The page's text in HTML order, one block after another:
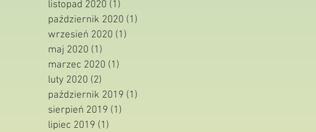
listopad 2020 (1)
październik 2020 (1)
wrzesień 2020 (1)
maj 2020 (1)
marzec 2020 (1)
luty 2020 (2)
październik 2019 (1)
sierpień 2019 (1)
lipiec 2019 (1)